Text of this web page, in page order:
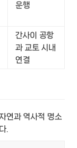
운행
간사이 공항
과 교토 시내
연결
연과 역사적 명소
.